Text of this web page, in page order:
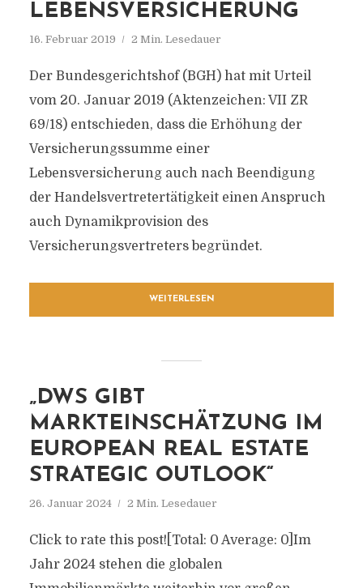
LEBENSVERSICHERUNG
16. Februar 2019 2 Min. Lesedauer
Der Bundesgerichtshof (BGH) hat mit Urteil
vom 20. Januar 2019 (Aktenzeichen: VII ZR
69/18) entschieden, dass die Erhöhung der
Versicherungssumme einer
Lebensversicherung auch nach Beendigung
der Handelsvertretertätigkeit einen Anspruch
auch Dynamikprovision des
Versicherungsvertreters begründet.
WEITERLESEN
„DWS GIBT
MARKTEINSCHÄTZUNG IM
EUROPEAN REAL ESTATE
STRATEGIC OUTLOOK“
26. Januar 2024 2 Min. Lesedauer
Click to rate this post![Total: 0 Average: 0]Im
Jahr 2024 stehen die globalen